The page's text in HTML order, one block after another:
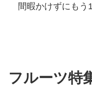
間暇かけずにもう
フルーツ特